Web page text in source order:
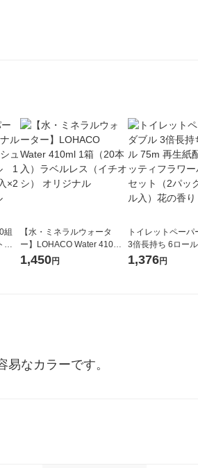
組
パ
オ
【水・ミネラルウォータ
ー】LOHACO Water 410ml
1箱（20本入）ラベルレス
1,450円
トイレットペーパ
3倍長持ち 6ロール 75m 再生
紙配合 スコッティ
1,376円
なカラーです。